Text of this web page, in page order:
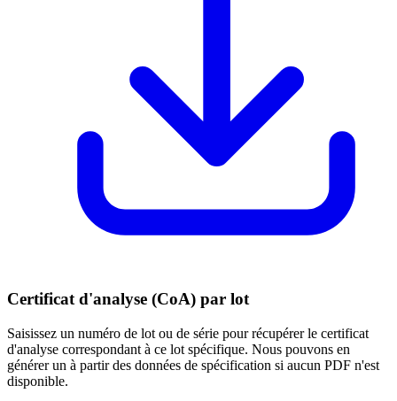
Certificat d'analyse (CoA) par lot
Saisissez un numéro de lot ou de série pour récupérer le certificat
d'analyse correspondant à ce lot spécifique. Nous pouvons en
générer un à partir des données de spécification si aucun PDF n'est
disponible.